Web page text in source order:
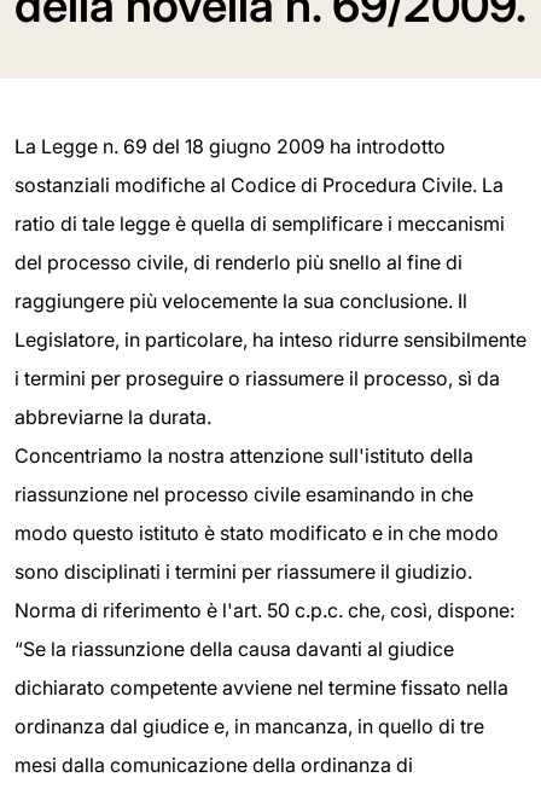
La Legge n. 69 del 18 giugno 2009 ha introdotto
sostanziali modifiche al Codice di Procedura Civile. La
ratio di tale legge è quella di semplificare i meccanismi
del processo civile, di renderlo più snello al fine di
raggiungere più velocemente la sua conclusione. Il
Legislatore, in particolare, ha inteso ridurre sensibilmente
i termini per proseguire o riassumere il processo, sì da
abbreviarne la durata.
Concentriamo la nostra attenzione sull'istituto della
riassunzione nel processo civile esaminando in che
modo questo istituto è stato modificato e in che modo
sono disciplinati i termini per riassumere il giudizio.
Norma di riferimento è l'art. 50 c.p.c. che, così, dispone:
“Se la riassunzione della causa davanti al giudice
dichiarato competente avviene nel termine fissato nella
ordinanza dal giudice e, in mancanza, in quello di tre
mesi dalla comunicazione della ordinanza di